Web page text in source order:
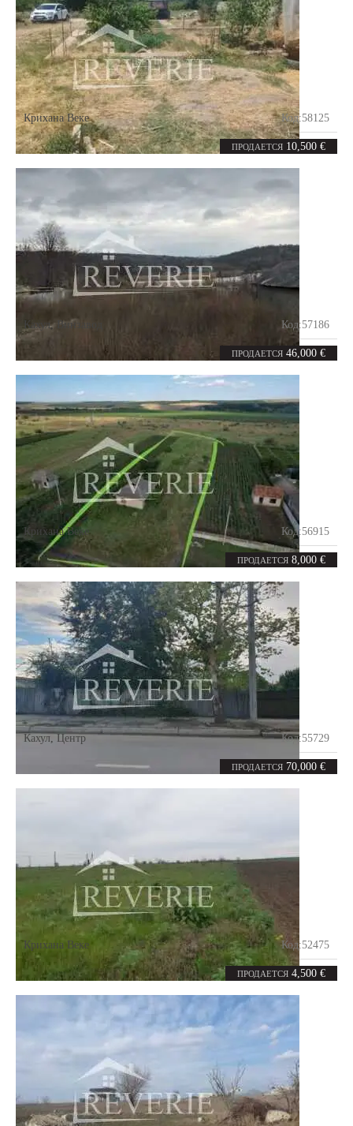
ПРОДАЕТСЯ 10,500 €
Крихана Веке Код:58125
14.17соток
ПРОДАЕТСЯ 46,000 €
Кахул, Винзавод Код:57186
ПРОДАЕТСЯ 8,000 €
Крихана Веке Код:56915
15 соток
ПРОДАЕТСЯ 70,000 €
Кахул Центр Код:55729
ПРОДАЕТСЯ 4,500 €
Крихана Веке Код:52475
12соток